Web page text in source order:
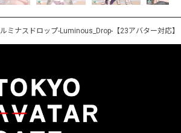
ルミナスドロップ-Luminous_Drop-【23アバター対応】